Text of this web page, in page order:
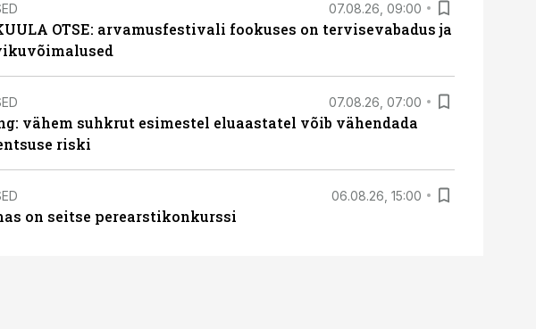
07.08.26, 09:00
OTSE: arvamusfestivali fookuses on tervisevabadus ja
07.08.26, 07:00
vähem suhkrut esimestel eluaastatel võib vähendada
riski
06.08.26, 15:00
on seitse perearstikonkurssi